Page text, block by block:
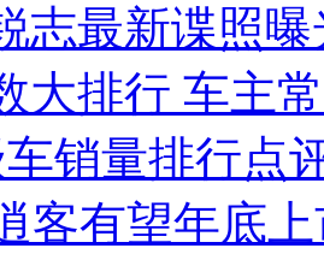
志最新谍照
大排行 车主
销量排行点
客有望年底